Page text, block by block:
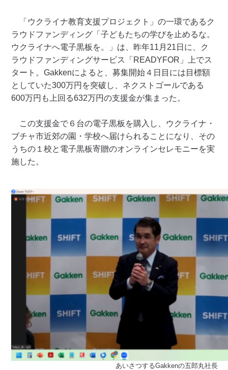
「ウクライナ教育支援プロジェクト」の一環であるク
ラウドファンディング「子どもたちの学びを止めるな。
ウクライナへ電子黒板を。」は、昨年11月21日に、ク
ラウドファンディングサービス「READYFOR」上でス
タート。Gakkenによると、募集開始４日目には目標額
としていた300万円を突破し、ネクストゴールである
600万円も上回る632万円の支援金が集まった。
この支援金で６台の電子黒板を購入し、ウクライナ・
ブチャ市近郊の園・学校へ届けられることになり、その
うちの１校と電子黒板寄贈のオンラインセレモニーを実
施した。
あいさつするGakkenの五郎丸社長